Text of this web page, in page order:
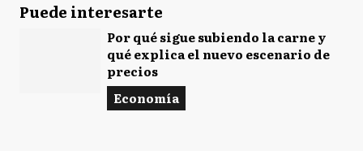
Puede interesarte
Por qué sigue subiendo la carne y
qué explica el nuevo escenario de
precios
Economía